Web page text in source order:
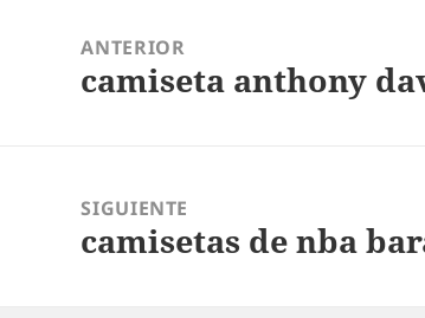
entradas
ANTERIOR
Entrada
camiseta anthony
SIGUIENTE
Entrada
camisetas de nba